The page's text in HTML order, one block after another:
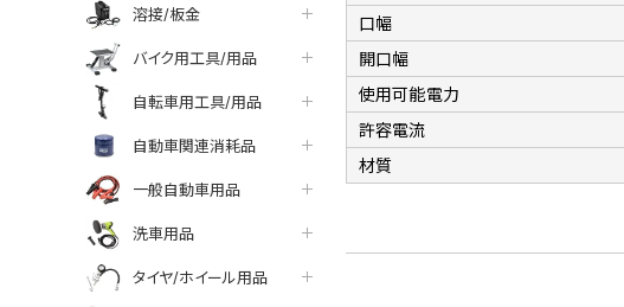
溶接/板金
バイク用工具/用品
自転車用工具/用品
自動車関連消耗品
一般自動車用品
洗車用品
タイヤ/ホイール用品
口幅
開口幅
使用可能電力
許容電流
材質